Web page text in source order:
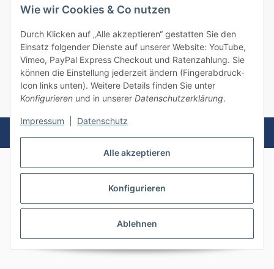
Alle akzeptieren
Konfigurieren
Ablehnen
Wie wir Cookies & Co nutzen
Durch Klicken auf „Alle akzeptieren“ gestatten Sie den
Einsatz folgender Dienste auf unserer Website: YouTube,
Vimeo, PayPal Express Checkout und Ratenzahlung. Sie
können die Einstellung jederzeit ändern (Fingerabdruck-
Icon links unten). Weitere Details finden Sie unter
Konfigurieren und in unserer Datenschutzerklärung.
Impressum Datenschutz
Gesetzliche Informationen
Vertrag widerrufen
* Alle Preise inkl. gesetzlicher USt., zzgl.Versand